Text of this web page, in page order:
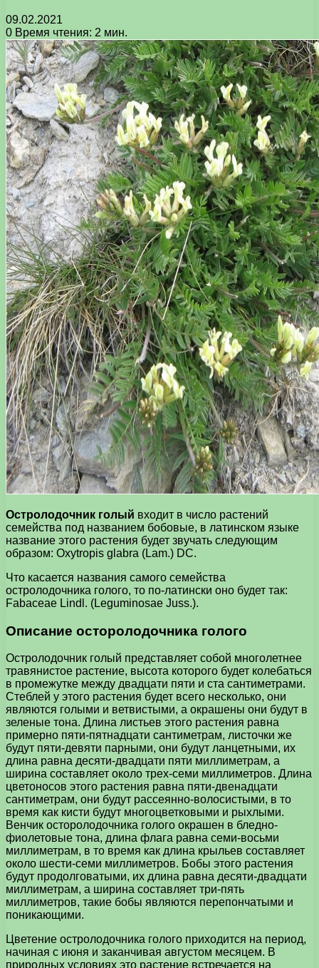
09.02.2021
0 Время чтения: 2 мин.
Остролодочник голый входит в число растений
семейства под названием бобовые, в латинском языке
название этого растения будет звучать следующим
образом: Oxytropis glabra (Lam.) DC.
Что касается названия самого семейства
остролодочника голого, то по-латински оно будет так:
Fabaceae Lindl. (Leguminosae Juss.).
Описание осторолодочника голого
Остролодочник голый представляет собой многолетнее
травянистое растение, высота которого будет колебаться
в промежутке между двадцати пяти и ста сантиметрами.
Стеблей у этого растения будет всего несколько, они
являются голыми и ветвистыми, а окрашены они будут в
зеленые тона. Длина листьев этого растения равна
примерно пяти-пятнадцати сантиметрам, листочки же
будут пяти-девяти парными, они будут ланцетными, их
длина равна десяти-двадцати пяти миллиметрам, а
ширина составляет около трех-семи миллиметров. Длина
цветоносов этого растения равна пяти-двенадцати
сантиметрам, они будут рассеянно-волосистыми, в то
время как кисти будут многоцветковыми и рыхлыми.
Венчик осторолодочника голого окрашен в бледно-
фиолетовые тона, длина флага равна семи-восьми
миллиметрам, в то время как длина крыльев составляет
около шести-семи миллиметров. Бобы этого растения
будут продолговатыми, их длина равна десяти-двадцати
миллиметрам, а ширина составляет три-пять
миллиметров, такие бобы являются перепончатыми и
поникающими.
Цветение остролодочника голого приходится на период,
начиная с июня и заканчивая августом месяцем. В
природных условиях это растение встречается на